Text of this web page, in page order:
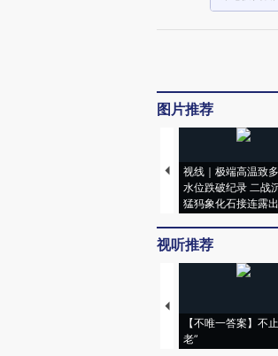
图片推荐
视线｜极端高温致
水位跌破纪录 二战
猛犸象化石接连露出
视听推荐
【不唯一答案】不
老”